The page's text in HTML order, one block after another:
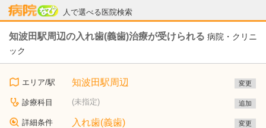
人で選べる医院検索
病院なび
知波田駅周辺の入れ歯(義歯)治療が受けられる 病院・クリニ
ック
エリア/駅 知波田駅周辺 変更
診療科目 (未指定) 追加
詳細条件 入れ歯(義歯) 変更